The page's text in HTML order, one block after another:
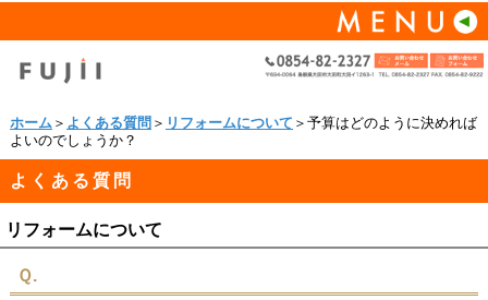
ホーム＞ よくある質問 ＞ リフォームについて ＞予算はどのように決めれば
よいのでしょうか？
よくある質問
リフォームについて
Ｑ.